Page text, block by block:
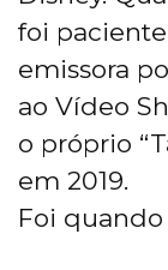
foi
emissora
ao Vídeo
o próprio
em 2019.
Foi